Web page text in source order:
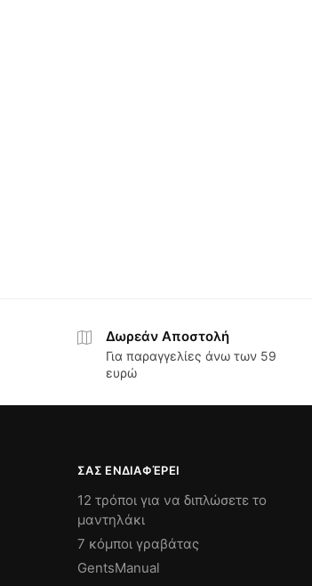
Δωρεάν Αποστολή
Για παραγγελίες άνω των 59
ευρώ
ΣΑΣ ΕΝΔΙΑΦΈΡΕΙ
12 τρόποι για να διπλώσετε το
μαντηλάκι
7 κόμποι γραβάτας
GentsManual